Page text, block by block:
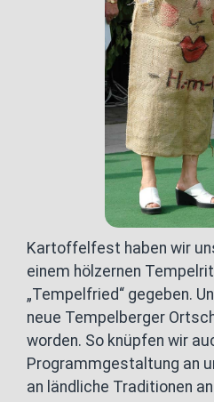
Kartoffelfest haben wir
einem hölzernen
„Tempelfried“ gegeben.
neue Tempelberger
worden. So knüpfen wir
Programmgestaltung an
an ländliche Traditionen